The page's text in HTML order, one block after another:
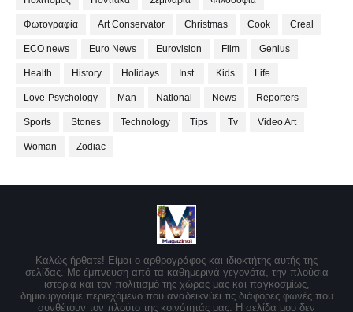
Φωτογραφία Art Conservator Christmas Cook Creal
ECO news Euro News Eurovision Film Genius
Health History Holidays Inst. Kids Life
Love-Psychology Man National News Reporters
Sports Stones Technology Tips Tv Video Art
Woman Zodiac
Καλώς ήρθατε! Είμαι ο αρθρογράφος και ιδιοκτήτης αυτής της
σελίδας. Με έμπνευση από τα καθημερινά γεγονότα, την πλούσια
ιστορία και τον πολιτισμό της χώρας μας και παγκοσμίως,
δημιουργούμε περιεχόμενο που αναδεικνύει τις διάφορες φωνές που
συνθέτουν τον πλούτο της κοινότητάς μας. Η σελίδα μου δεν